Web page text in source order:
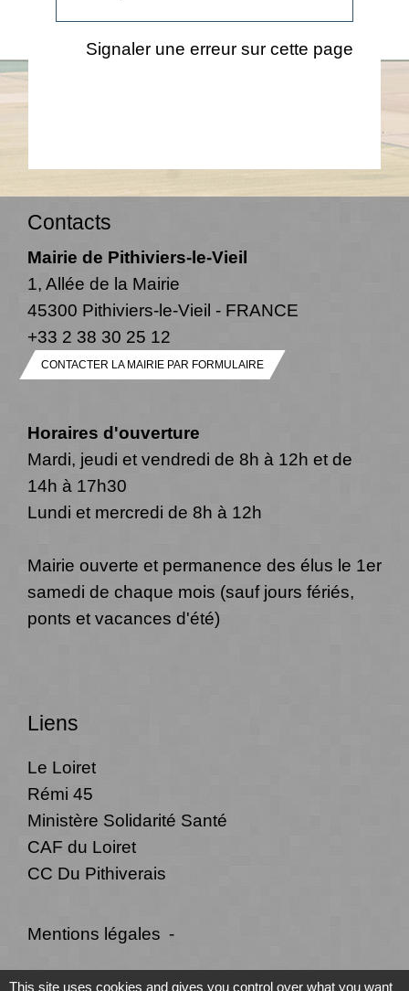
Signaler une erreur sur cette page
Contacts
Mairie de Pithiviers-le-Vieil
1, Allée de la Mairie
45300 Pithiviers-le-Vieil - FRANCE
+33 2 38 30 25 12
CONTACTER LA MAIRIE PAR FORMULAIRE
Horaires d'ouverture
Mardi, jeudi et vendredi de 8h à 12h et de
14h à 17h30
Lundi et mercredi de 8h à 12h
Mairie ouverte et permanence des élus le 1er
samedi de chaque mois (sauf jours fériés,
ponts et vacances d'été)
Liens
Le Loiret
Rémi 45
Ministère Solidarité Santé
CAF du Loiret
CC Du Pithiverais
Mentions légales -
Politique de confidentialité - Accessibilité -
This site uses cookies and gives you control over what you want